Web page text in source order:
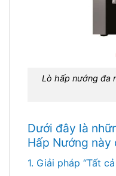
Lò hấp nướng đa
Dưới đây là
Hấp Nướng này
1. Giải pháp “Tất